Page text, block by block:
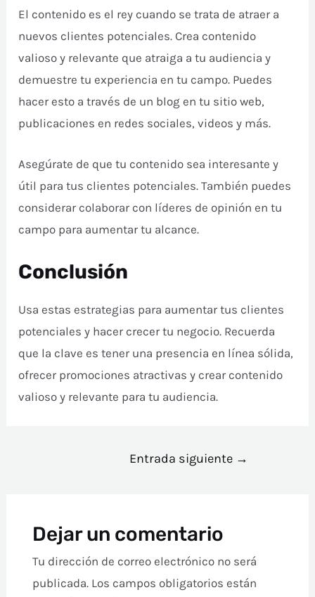
El contenido es el rey cuando se trata de atraer a
nuevos clientes potenciales. Crea contenido
valioso y relevante que atraiga a tu audiencia y
demuestre tu experiencia en tu campo. Puedes
hacer esto a través de un blog en tu sitio web,
publicaciones en redes sociales, videos y más.
Asegúrate de que tu contenido sea interesante y
útil para tus clientes potenciales. También puedes
considerar colaborar con líderes de opinión en tu
campo para aumentar tu alcance.
Conclusión
Usa estas estrategias para aumentar tus clientes
potenciales y hacer crecer tu negocio. Recuerda
que la clave es tener una presencia en línea sólida,
ofrecer promociones atractivas y crear contenido
valioso y relevante para tu audiencia.
Entrada siguiente →
Dejar un comentario
Tu dirección de correo electrónico no será
publicada. Los campos obligatorios están